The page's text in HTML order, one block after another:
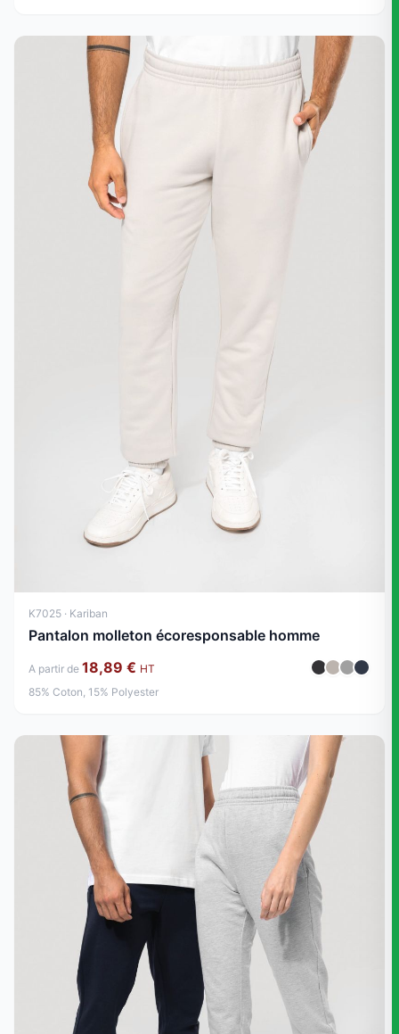
K7025 · Kariban
Pantalon molleton écoresponsable homme
A partir de 18,89 € HT
85% Coton, 15% Polyester